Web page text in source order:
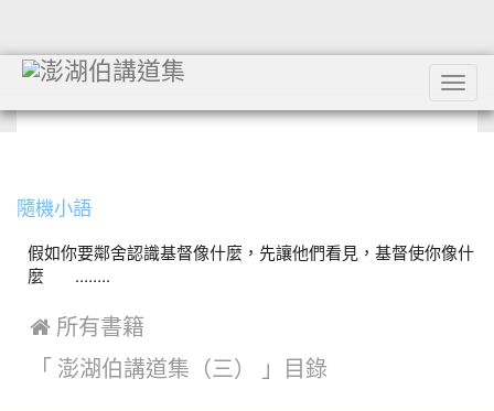
隨機小語
假如你要鄰舍認識基督像什麼，先讓他們看見，基督使你像什
麼 ........
 所有書籍
「 澎湖伯講道集（三） 」目錄